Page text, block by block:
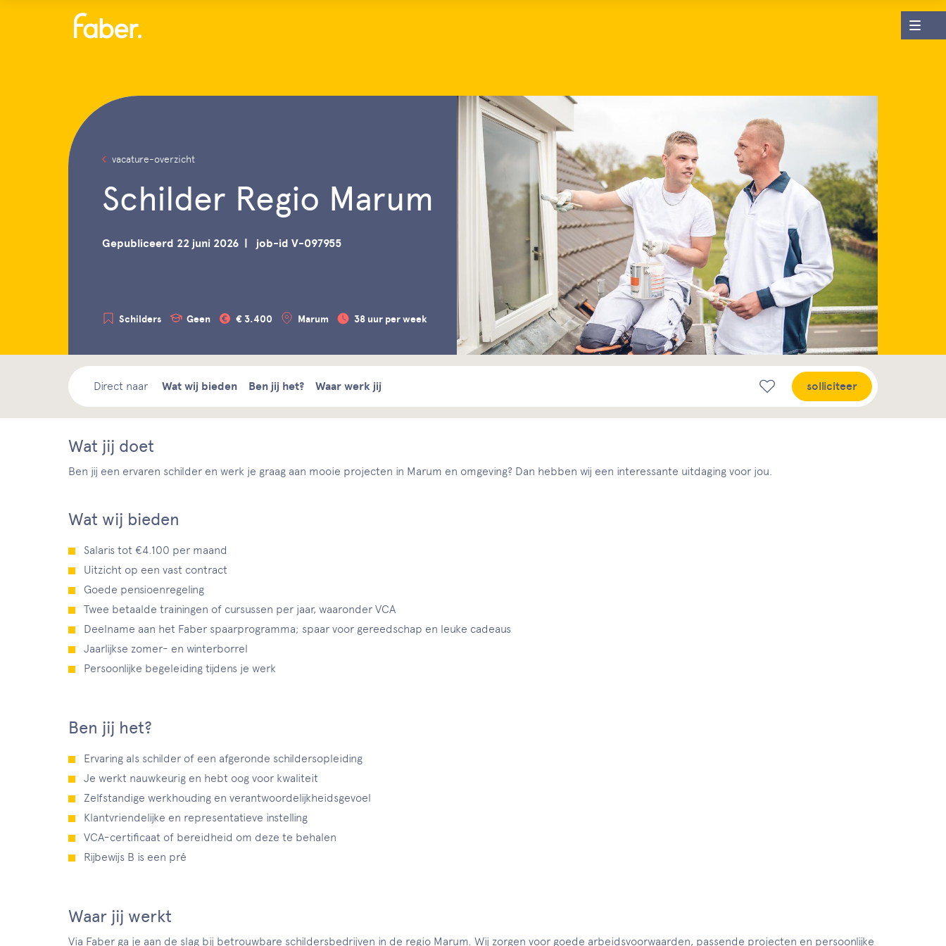
vacature-overzicht
Schilder Regio Marum
Gepubliceerd 22 juni 2026 job-id V-097955
Schilders Geen € 3.400 Marum 38 uur per week
Direct naar Wat wij bieden Ben jij het? Waar werk jij solliciteer
Wat jij doet
Ben jij een ervaren schilder en werk je graag aan mooie projecten in Marum en omgeving? Dan hebben wij een interessante uitdaging voor jou.
Wat wij bieden
Salaris tot €4.100 per maand
Uitzicht op een vast contract
Goede pensioenregeling
Twee betaalde trainingen of cursussen per jaar, waaronder VCA
Deelname aan het Faber spaarprogramma; spaar voor gereedschap en leuke cadeaus
Jaarlijkse zomer- en winterborrel
Persoonlijke begeleiding tijdens je werk
Ben jij het?
Ervaring als schilder of een afgeronde schildersopleiding
Je werkt nauwkeurig en hebt oog voor kwaliteit
Zelfstandige werkhouding en verantwoordelijkheidsgevoel
Klantvriendelijke en representatieve instelling
VCA-certificaat of bereidheid om deze te behalen
Rijbewijs B is een pré
Waar jij werkt
Via Faber ga je aan de slag bij betrouwbare schildersbedrijven in de regio Marum. Wij zorgen voor goede arbeidsvoorwaarden, passende projecten en persoonlijke